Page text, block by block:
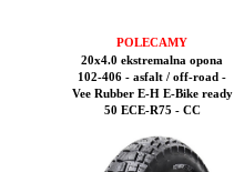
POLECAMY
20x4.0 ekstremalna opona
102-406 - asfalt / off-road -
Vee Rubber E-H E-Bike ready
50 ECE-R75 - CC